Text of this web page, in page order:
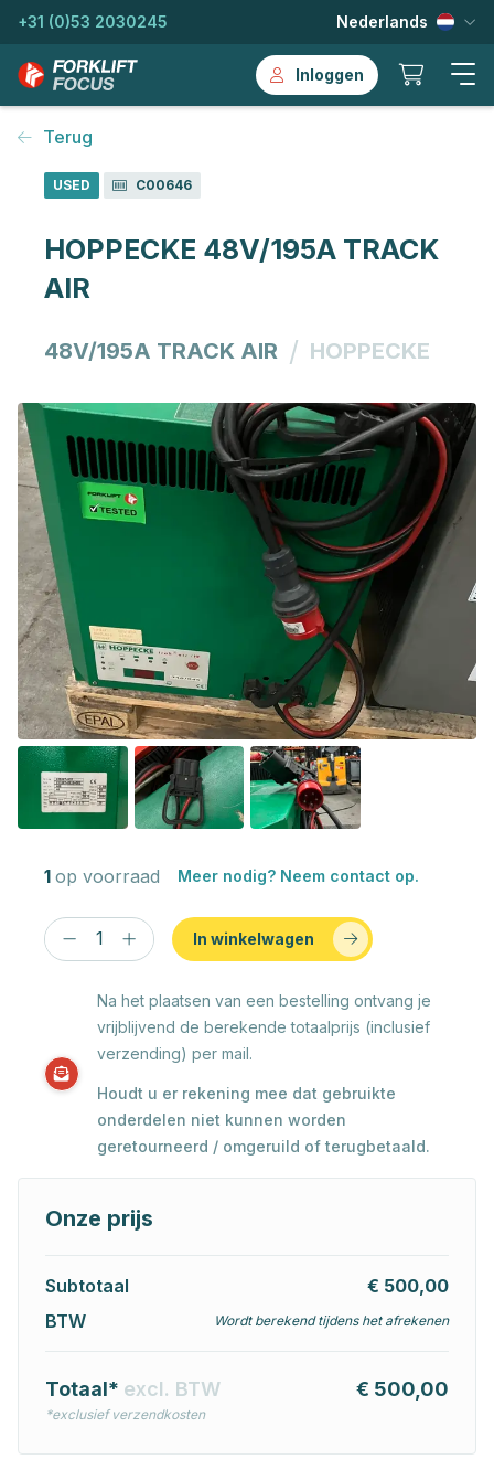
+31 (0)53 2030245 Nederlands
Inloggen
Terug
USED C00646
HOPPECKE 48V/195A TRACK
AIR
48V/195A TRACK AIR / HOPPECKE
1 op voorraad Meer nodig? Neem contact op.
In winkelwagen
Na het plaatsen van een bestelling ontvang je
vrijblijvend de berekende totaalprijs (inclusief
verzending) per mail.
Houdt u er rekening mee dat gebruikte
onderdelen niet kunnen worden
geretourneerd / omgeruild of terugbetaald.
Onze prijs
Subtotaal
€ 500,00
BTW
Wordt berekend tijdens het afrekenen
Totaal* excl. BTW
*exclusief verzendkosten
€ 500,00